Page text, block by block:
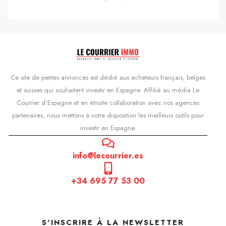
Ce site de petites annonces est dédié aux acheteurs français, belges
et suisses qui souhaitent investir en Espagne. Affilié au média Le
Courrier d'Espagne et en étroite collaboration avec nos agences
partenaires, nous mettons à votre disposition les meilleurs outils pour
investir en Espagne.
info@lecourrier.es
+34 695 77 53 00
S'INSCRIRE À LA NEWSLETTER